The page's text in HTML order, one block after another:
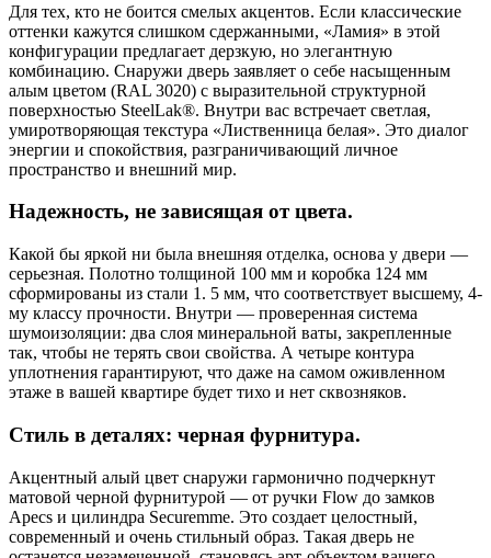
Для тех, кто не боится смелых акцентов. Если классические
оттенки кажутся слишком сдержанными, «Ламия» в этой
конфигурации предлагает дерзкую, но элегантную
комбинацию. Снаружи дверь заявляет о себе насыщенным
алым цветом (RAL 3020) с выразительной структурной
поверхностью SteelLak®. Внутри вас встречает светлая,
умиротворяющая текстура «Лиственница белая». Это диалог
энергии и спокойствия, разграничивающий личное
пространство и внешний мир.
Надежность, не зависящая от цвета.
Какой бы яркой ни была внешняя отделка, основа у двери —
серьезная. Полотно толщиной 100 мм и коробка 124 мм
сформированы из стали 1. 5 мм, что соответствует высшему, 4-
му классу прочности. Внутри — проверенная система
шумоизоляции: два слоя минеральной ваты, закрепленные
так, чтобы не терять свои свойства. А четыре контура
уплотнения гарантируют, что даже на самом оживленном
этаже в вашей квартире будет тихо и нет сквозняков.
Стиль в деталях: черная фурнитура.
Акцентный алый цвет снаружи гармонично подчеркнут
матовой черной фурнитурой — от ручки Flow до замков
Apecs и цилиндра Securemme. Это создает целостный,
современный и очень стильный образ. Такая дверь не